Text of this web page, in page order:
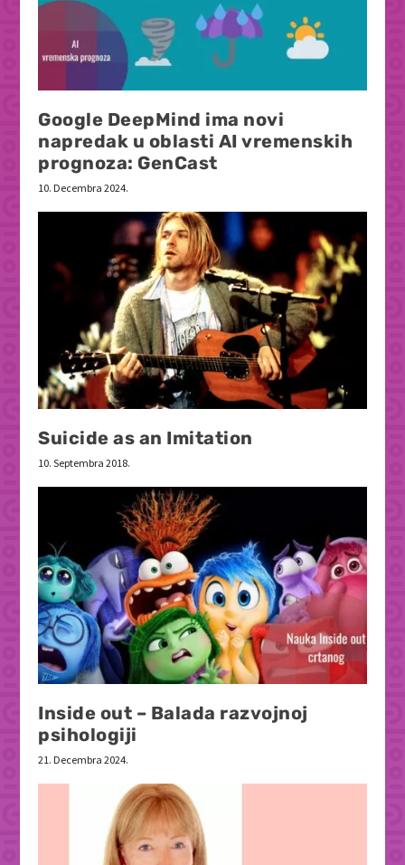
Google DeepMind ima novi
napredak u oblasti AI vremenskih
prognoza: GenCast
10. Decembra 2024.
Suicide as an Imitation
10. Septembra 2018.
Inside out – Balada razvojnoj
psihologiji
21. Decembra 2024.